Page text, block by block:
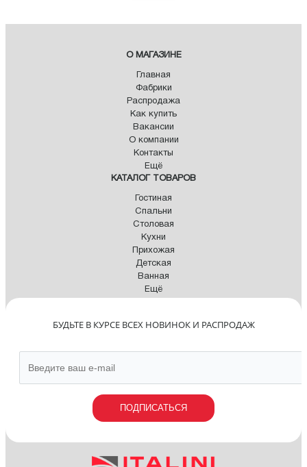
О МАГАЗИНЕ
Главная
Фабрики
Распродажа
Как купить
Вакансии
О компании
Контакты
Ещё
КАТАЛОГ ТОВАРОВ
Гостиная
Спальни
Столовая
Кухни
Прихожая
Детская
Ванная
Ещё
БУДЬТЕ В КУРСЕ ВСЕХ НОВИНОК И РАСПРОДАЖ
ПОДПИСАТЬСЯ